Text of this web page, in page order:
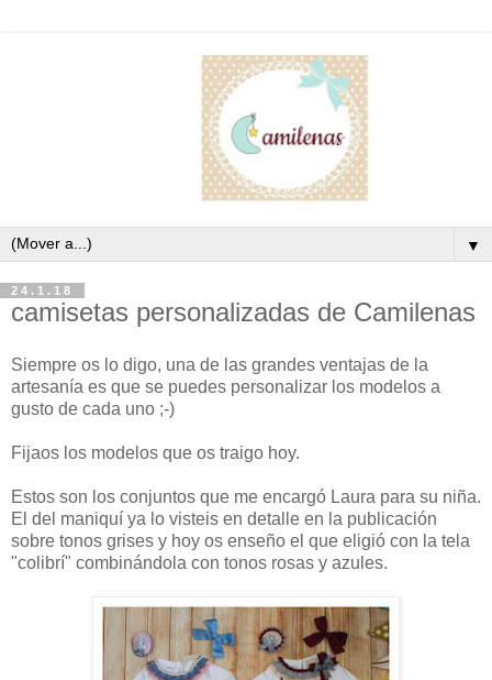
▼
24.1.18
camisetas personalizadas de Camilenas
Siempre os lo digo, una de las grandes ventajas de la
artesanía es que se puedes personalizar los modelos a
gusto de cada uno ;-)
Fijaos los modelos que os traigo hoy.
Estos son los conjuntos que me encargó Laura para su niña.
El del maniquí ya lo visteis en detalle en la publicación
sobre tonos grises y hoy os enseño el que eligió con la tela
"colibrí" combinándola con tonos rosas y azules.